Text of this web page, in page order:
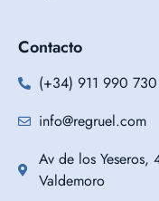
Contacto
(+34) 911 990 730
info@regruel.com
Av de los
Valdemoro